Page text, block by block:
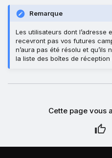
Remarque
Les utilisateurs dont l’adresse
recevront pas vos futures
n’aura pas été résolu et qu’ils
la liste des boîtes de réception
Cette page vous